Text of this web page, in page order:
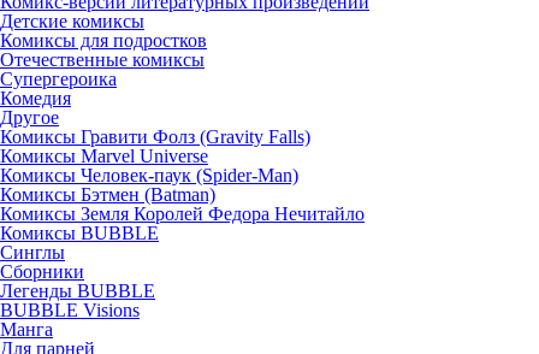
Детские комиксы
Комиксы для подростков
Отечественные комиксы
Супергероика
Комедия
Другое
Комиксы Гравити Фолз (Gravity Falls)
Комиксы Marvel Universe
Комиксы Человек-паук (Spider-Man)
Комиксы Бэтмен (Batman)
Комиксы Земля Королей Федора Нечитайло
Комиксы BUBBLE
Синглы
Сборники
Легенды BUBBLE
BUBBLE Visions
Манга
Для парней